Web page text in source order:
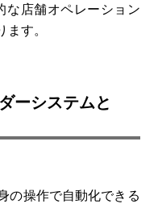
な店舗オペレーション
す。
ーシステムと
の操作で自動化できる